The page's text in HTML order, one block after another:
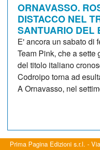
ORNAVASSO.
DISTACCO NEL
SANTUARIO DEL
E' ancora un sabato di
Team Pink, che a
del titolo italiano
Codroipo torna ad
A Ornavasso, nel
Prima Pagina Edizioni s.r.l. -